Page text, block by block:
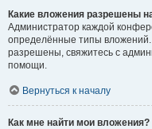
Какие вложения разрешены
Администратор каждой
определённые типы
разрешены, свяжитесь с
помощи.
Вернуться к началу
Как мне найти мои вложения?